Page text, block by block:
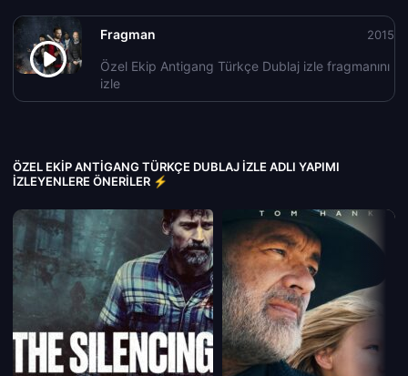
Fragman
Özel Ekip Antigang Türkçe Dublaj izle fragmanını
izle
2015
ÖZEL EKIP ANTIGANG TÜRKÇE DUBLAJ IZLE ADLI YAPIMI
İZLEYENLERE ÖNERILER ⚡